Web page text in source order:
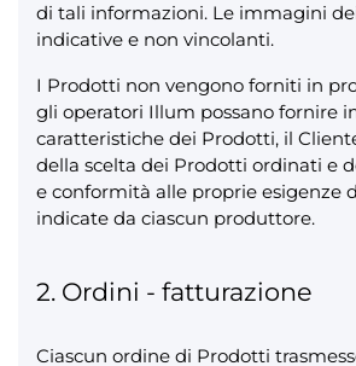
di tali informazioni. Le immagini
indicative e non vincolanti.
I Prodotti non vengono forniti in
gli operatori Illum possano fornire
caratteristiche dei Prodotti, il
della scelta dei Prodotti ordinati e
e conformità alle proprie esigenze
indicate da ciascun produttore.
2. Ordini - fatturazione
Ciascun ordine di Prodotti